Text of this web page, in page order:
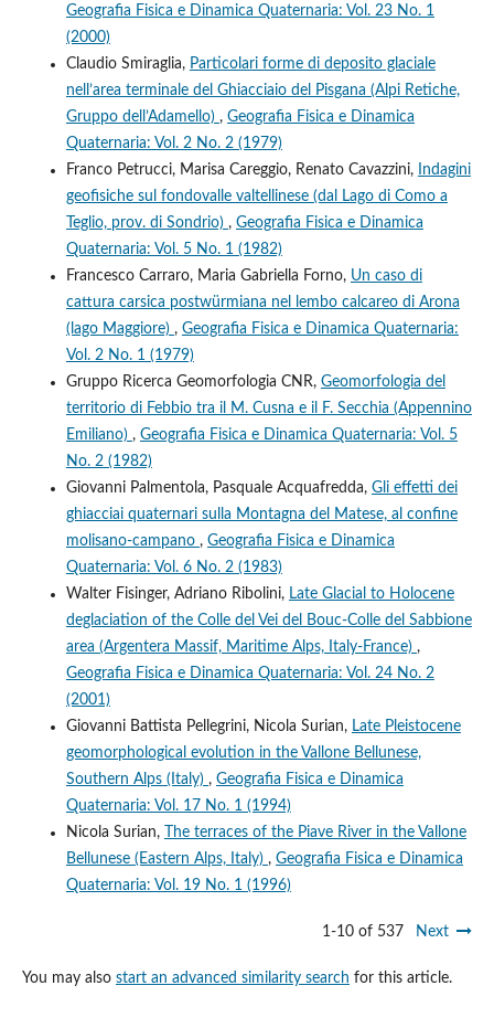
Geografia Fisica e Dinamica Quaternaria: Vol. 23 No. 1
(2000)
Claudio Smiraglia, Particolari forme di deposito glaciale
nell’area terminale del Ghiacciaio del Pisgana (Alpi Retiche,
Gruppo dell’Adamello) , Geografia Fisica e Dinamica
Quaternaria: Vol. 2 No. 2 (1979)
Franco Petrucci, Marisa Careggio, Renato Cavazzini,
Indagini
geofisiche sul fondovalle valtellinese (dal Lago di Como a
Teglio, prov. di Sondrio) , Geografia Fisica e Dinamica
Quaternaria: Vol. 5 No. 1 (1982)
Francesco Carraro, Maria Gabriella Forno, Un caso di
cattura carsica postwürmiana nel lembo calcareo di Arona
(lago Maggiore) , Geografia Fisica e Dinamica Quaternaria:
Vol. 2 No. 1 (1979)
Gruppo Ricerca Geomorfologia CNR, Geomorfologia del
territorio di Febbio tra il M. Cusna e il F. Secchia (Appennino
Emiliano) , Geografia Fisica e Dinamica Quaternaria: Vol. 5
No. 2 (1982)
Giovanni Palmentola, Pasquale Acquafredda, Gli effetti dei
ghiacciai quaternari sulla Montagna del Matese, al confine
molisano-campano , Geografia Fisica e Dinamica
Quaternaria: Vol. 6 No. 2 (1983)
Walter Fisinger, Adriano Ribolini, Late Glacial to Holocene
deglaciation of the Colle del Vei del Bouc-Colle del Sabbione
area (Argentera Massif, Maritime Alps, Italy-France) ,
Geografia Fisica e Dinamica Quaternaria: Vol. 24 No. 2
(2001)
Giovanni Battista Pellegrini, Nicola Surian, Late Pleistocene
geomorphological evolution in the Vallone Bellunese,
Southern Alps (Italy) , Geografia Fisica e Dinamica
Quaternaria: Vol. 17 No. 1 (1994)
Nicola Surian,
The terraces of the Piave River in the Vallone
Bellunese (Eastern Alps, Italy) , Geografia Fisica e Dinamica
Quaternaria: Vol. 19 No. 1 (1996)
1-10 of 537 Next
You may also start an advanced similarity search for this article.